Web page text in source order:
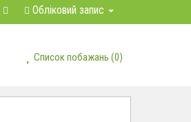
Обліковий запис
Список побажань (0)